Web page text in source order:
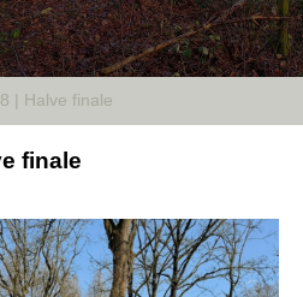
| Halve finale
finale